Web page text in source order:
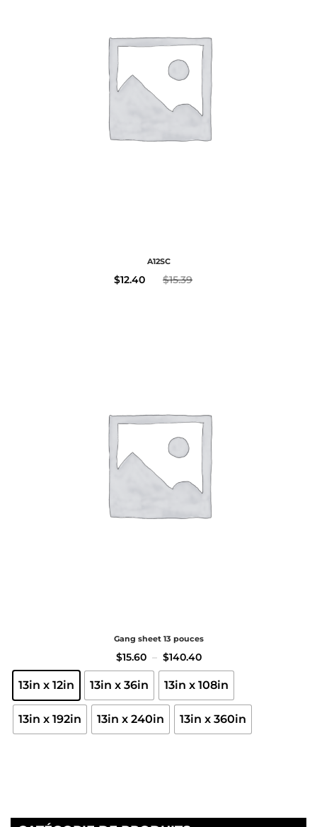
A12SC
$15.39
$12.40
Gang sheet 13 pouces
$15.60 – $140.40
13in x 12in 13in x 36in 13in x 108in
13in x 192in 13in x 240in 13in x 360in